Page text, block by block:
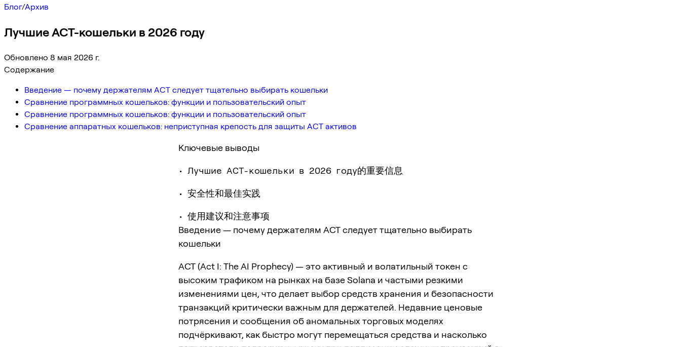
Блог/Архив
Лучшие ACT-кошельки в 2026 году
Обновлено 8 мая 2026 г.
Содержание
Введение — почему держателям ACT следует тщательно выбирать кошельки
Сравнение программных кошельков: функции и пользовательский опыт
Сравнение программных кошельков: функции и пользовательский опыт
Сравнение аппаратных кошельков: неприступная крепость для защиты ACT активов
Ключевые выводы
• Лучшие ACT-кошельки в 2026 году的重要信息
• 安全性和最佳实践
• 使用建议和注意事项
Введение — почему держателям ACT следует тщательно выбирать
кошельки
ACT (Act I: The AI Prophecy) — это активный и волатильный токен с
высоким трафиком на рынках на базе Solana и частыми резкими
изменениями цен, что делает выбор средств хранения и безопасности
транзакций критически важным для держателей. Недавние ценовые
потрясения и сообщения об аномальных торговых моделях
подчёркивают, как быстро могут перемещаться средства и насколько